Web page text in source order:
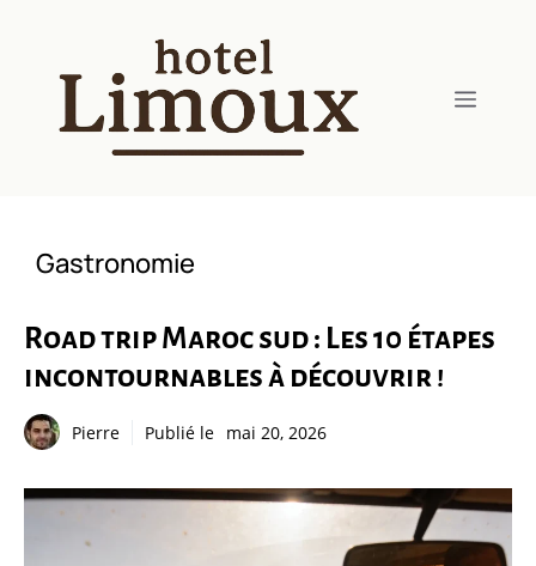
contenu
Menu
Gastronomie
Road trip Maroc sud : Les 10 étapes
incontournables à découvrir !
Pierre Publié le mai 20, 2026